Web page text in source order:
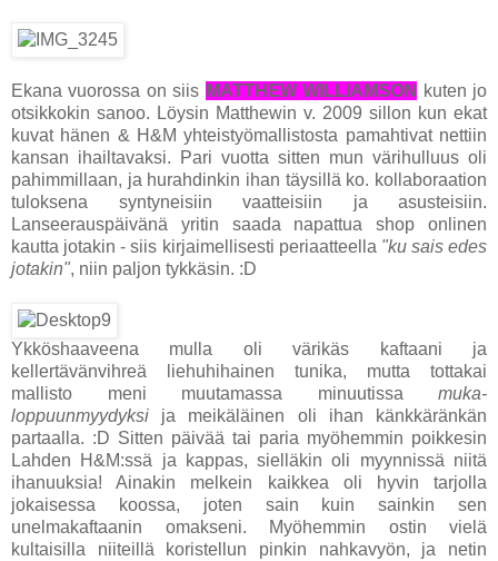
Ekana vuorossa on siis MATTHEW WILLIAMSON
kuten jo
otsikkokin sanoo. Löysin Matthewin v. 2009 sillon kun ekat
kuvat hänen & H&M yhteistyömallistosta pamahtivat nettiin
kansan ihailtavaksi. Pari vuotta sitten mun värihulluus oli
pahimmillaan, ja hurahdinkin ihan täysillä ko. kollaboraation
tuloksena syntyneisiin vaatteisiin ja asusteisiin.
Lanseerauspäivänä yritin saada napattua shop onlinen
kautta jotakin - siis kirjaimellisesti periaatteella "ku sais edes
jotakin", niin paljon tykkäsin. :D
Ykköshaaveena mulla oli värikäs kaftaani ja
kellertävänvihreä liehuhihainen tunika, mutta tottakai
mallisto meni muutamassa minuutissa muka-
loppuunmyydyksi ja meikäläinen oli ihan känkkäränkän
partaalla. :D Sitten päivää tai paria myöhemmin poikkesin
Lahden H&M:ssä ja kappas, sielläkin oli myynnissä niitä
ihanuuksia! Ainakin melkein kaikkea oli hyvin tarjolla
jokaisessa koossa, joten sain kuin sainkin sen
unelmakaftaanin omakseni. Myöhemmin ostin vielä
kultaisilla niiteillä koristellun pinkin nahkavyön, ja netin